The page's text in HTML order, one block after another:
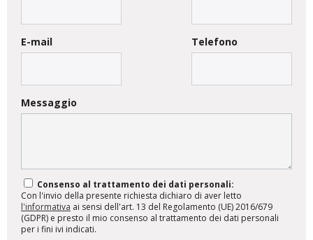
E-mail Telefono
Messaggio
Consenso al trattamento dei dati personali:
Con l'invio della presente richiesta dichiaro di aver letto
l'informativa ai sensi dell'art. 13 del Regolamento (UE) 2016/679
(GDPR) e presto il mio consenso al trattamento dei dati personali
per i fini ivi indicati.